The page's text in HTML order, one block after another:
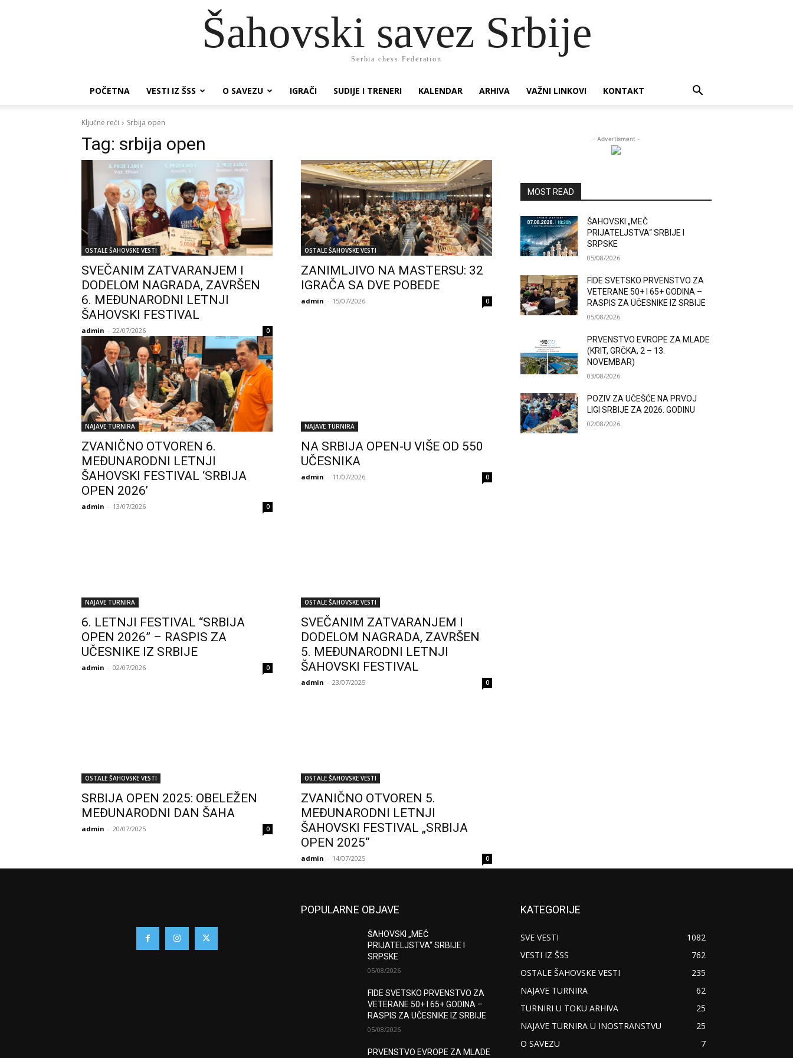
Šahovski savez Srbije
Serbia chess Federation
POČETNA VESTI IZ ŠSS O SAVEZU IGRAČI SUDIJE I TRENERI KALENDAR ARHIVA VAŽNI LINKOVI KONTAKT
Ključne reči Srbija open
Tag: srbija open
OSTALE ŠAHOVSKE VESTI
SVEČANIM ZATVARANJEM I
DODELOM NAGRADA, ZAVRŠEN
6. MEĐUNARODNI LETNJI
ŠAHOVSKI FESTIVAL
admin - 22/07/2026 0
OSTALE ŠAHOVSKE VESTI
ZANIMLJIVO NA MASTERSU: 32
IGRAČA SA DVE POBEDE
admin - 15/07/2026 0
NAJAVE TURNIRA
ZVANIČNO OTVOREN 6.
MEĐUNARODNI LETNJI
ŠAHOVSKI FESTIVAL ‘SRBIJA
OPEN 2026’
admin - 13/07/2026 0
NAJAVE TURNIRA
NA SRBIJA OPEN-U VIŠE OD 550
UČESNIKA
admin - 11/07/2026 0
NAJAVE TURNIRA
6. LETNJI FESTIVAL “SRBIJA
OPEN 2026” – RASPIS ZA
UČESNIKE IZ SRBIJE
admin - 02/07/2026 0
OSTALE ŠAHOVSKE VESTI
SVEČANIM ZATVARANJEM I
DODELOM NAGRADA, ZAVRŠEN
5. MEĐUNARODNI LETNJI
ŠAHOVSKI FESTIVAL
admin - 23/07/2025 0
OSTALE ŠAHOVSKE VESTI
SRBIJA OPEN 2025: OBELEŽEN
MEĐUNARODNI DAN ŠAHA
admin - 20/07/2025 0
OSTALE ŠAHOVSKE VESTI
ZVANIČNO OTVOREN 5.
MEĐUNARODNI LETNJI
ŠAHOVSKI FESTIVAL „SRBIJA
OPEN 2025“
admin - 14/07/2025 0
- Advertisment -
MOST READ
ŠAHOVSKI „MEČ
PRIJATELJSTVA“ SRBIJE I
SRPSKE
05/08/2026
FIDE SVETSKO PRVENSTVO ZA
VETERANE 50+ I 65+ GODINA –
RASPIS ZA UČESNIKE IZ SRBIJE
05/08/2026
PRVENSTVO EVROPE ZA MLADE
(KRIT, GRČKA, 2 – 13.
NOVEMBAR)
03/08/2026
POZIV ZA UČEŠĆE NA PRVOJ
LIGI SRBIJE ZA 2026. GODINU
02/08/2026
POPULARNE OBJAVE
ŠAHOVSKI „MEČ
PRIJATELJSTVA“ SRBIJE I
SRPSKE
05/08/2026
FIDE SVETSKO PRVENSTVO ZA
VETERANE 50+ I 65+ GODINA –
RASPIS ZA UČESNIKE IZ SRBIJE
05/08/2026
PRVENSTVO EVROPE ZA MLADE
KATEGORIJE
SVE VESTI
1082
VESTI IZ ŠSS
762
OSTALE ŠAHOVSKE VESTI
235
NAJAVE TURNIRA
62
TURNIRI U TOKU ARHIVA
25
NAJAVE TURNIRA U INOSTRANSTVU
25
O SAVEZU
7